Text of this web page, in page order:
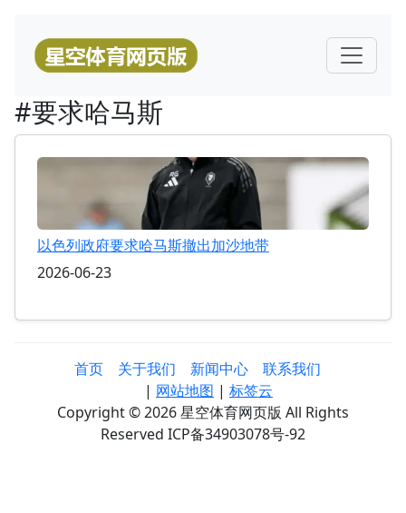
#要求哈马斯
以色列政府要求哈马斯撤出加沙地带
2026-06-23
首页 关于我们 新闻中心
联系我们
| 网站地图 | 标签云
Copyright © 2026 星空体育网页版 All Rights
Reserved ICP备34903078号-92